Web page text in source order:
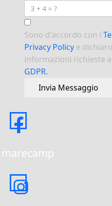
Sono d'accordo con i
Privacy Policy e
informazioni richieste
GDPR.
Invia Messaggio
marecamp